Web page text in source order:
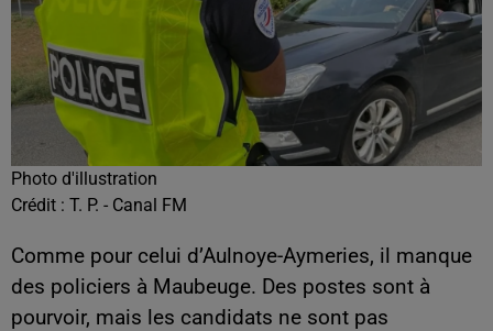
Photo d'illustration
Crédit : T. P. - Canal FM
Comme pour celui d’Aulnoye-Aymeries, il manque
des policiers à Maubeuge. Des postes sont à
pourvoir, mais les candidats ne sont pas